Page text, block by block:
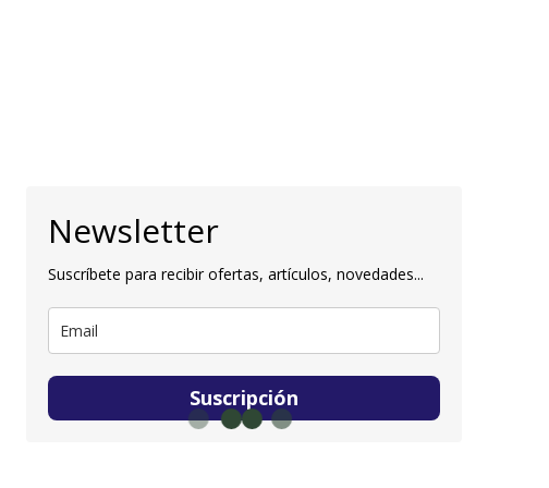
Newsletter
Suscríbete para recibir ofertas, artículos, novedades...
Suscripción